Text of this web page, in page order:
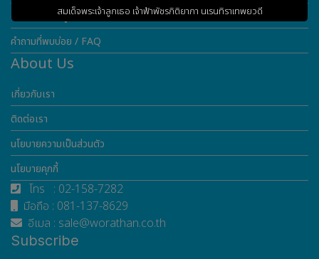
ดาวน์โหลดข้อมูล
คำถามที่พบบ่อย / FAQ
About Us
เกี่ยวกับเรา
ติดต่อเรา
นโยบายความเป็นส่วนตัว
นโยบายคุกกี้
โทร : 02-158-7282
มือถือ : 081-137-8629
อีเมล : sale@worathan.co.th
Subscribe
สมเด็จพระเจ้าลูกเธอ เจ้าฟ้าพัชรกิติยาภา นเรนทิราเทพยวดี
กรมหลวงราชสาริณีสิริพัชรมหาวัชรราชธิดา
เข้าสู่เว็บไซต์